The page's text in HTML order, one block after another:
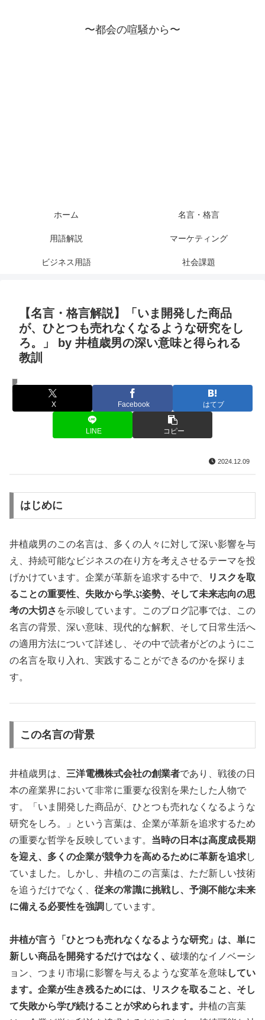
〜都会の喧騒から〜
ホーム 名言・格言
用語解説 マーケティング
ビジネス用語 社会課題
【名言・格言解説】「いま開発した商品
が、ひとつも売れなくなるような研究をし
ろ。」 by 井植歳男の深い意味と得られる
教訓
名言・格言
X Facebook はてブ
LINE コピー
2024.12.09
はじめに
井植歳男のこの名言は、多くの人々に対して深い影響を与
え、持続可能なビジネスの在り方を考えさせるテーマを投
げかけています。企業が革新を追求する中で、
リスクを取
ることの重要性、失敗から学ぶ姿勢、そして未来志向の思
考の大切さ を示唆しています。このブログ記事では、この
名言の背景、深い意味、現代的な解釈、そして日常生活へ
の適用方法について詳述し、その中で読者がどのようにこ
の名言を取り入れ、実践することができるのかを探りま
す。
この名言の背景
井植歳男は、 三洋電機株式会社の創業者であり、戦後の日
本の産業界において非常に重要な役割を果たした人物で
す。「いま開発した商品が、ひとつも売れなくなるような
研究をしろ。」という言葉は、企業が革新を追求するため
の重要な哲学を反映しています。 当時の日本は高度成長期
を迎え、多くの企業が競争力を高めるために革新を追求し
ていました。しかし、井植のこの言葉は、ただ新しい技術
を追うだけでなく、 従来の常識に挑戦し、予測不能な未来
に備える必要性を強調 しています。
井植が言う「ひとつも売れなくなるような研究」は、単に
新しい商品を開発するだけではなく、 破壊的なイノベーシ
ョン、つまり市場に影響を与えるような変革を意味してい
ます。企業が生き残るためには、リスクを取ること、そし
て失敗から学び続けることが求められます。 井植の言葉